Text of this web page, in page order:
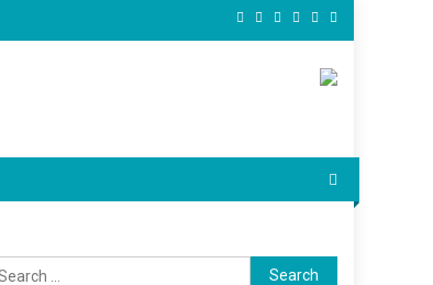
Search